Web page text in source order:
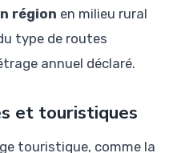
région en milieu rural
type de routes
annuel déclaré.
et touristiques
touristique, comme la